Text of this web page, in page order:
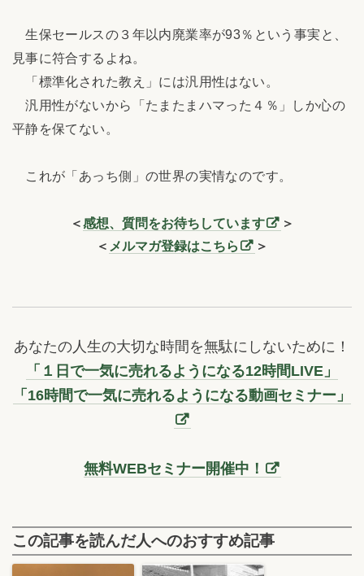
生保セールスの３年以内廃業率が93％という事実と、
見事に符合するよね。
「標準化された教え」には汎用性はない。
汎用性がないから「たまたまハマった４％」しか心の
平静を保てない。
これが「あっち側」の世界の実情なのです。
＜感想、質問をお待ちしています
＞
＜ メルマガ登録はこちら ＞
あなたの人生の大切な時間を無駄にしないために！
「１日で一気に売れるようになる12時間LIVE」
「16時間で一気に売れるようになる動画セミナー」
無料WEBセミナー開催中！
この記事を読んだ人へのおすすめ記事